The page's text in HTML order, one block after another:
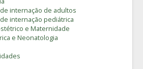
internação de adultos
internação pediátrica
e Maternidade
e Neonatologia